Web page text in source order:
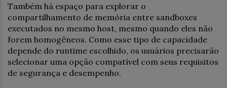
Também há espaço para explorar o
compartilhamento de memória entre sandboxes
executados no mesmo host, mesmo quando eles não
forem homogêneos. Como esse tipo de capacidade
depende do runtime escolhido, os usuários precisarão
selecionar uma opção compatível com seus requisitos
de segurança e desempenho.